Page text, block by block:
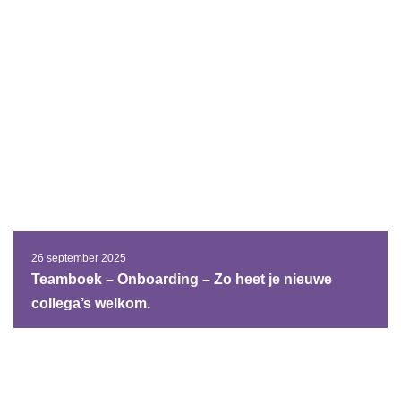
26 september 2025
Teamboek – Onboarding – Zo heet je nieuwe
collega’s welkom.